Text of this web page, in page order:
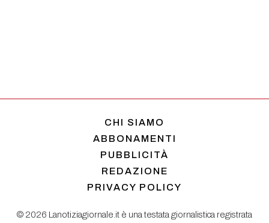
CHI SIAMO
ABBONAMENTI
PUBBLICITÀ
REDAZIONE
PRIVACY POLICY
© 2026 Lanotiziagiornale.it è una testata giornalistica registrata